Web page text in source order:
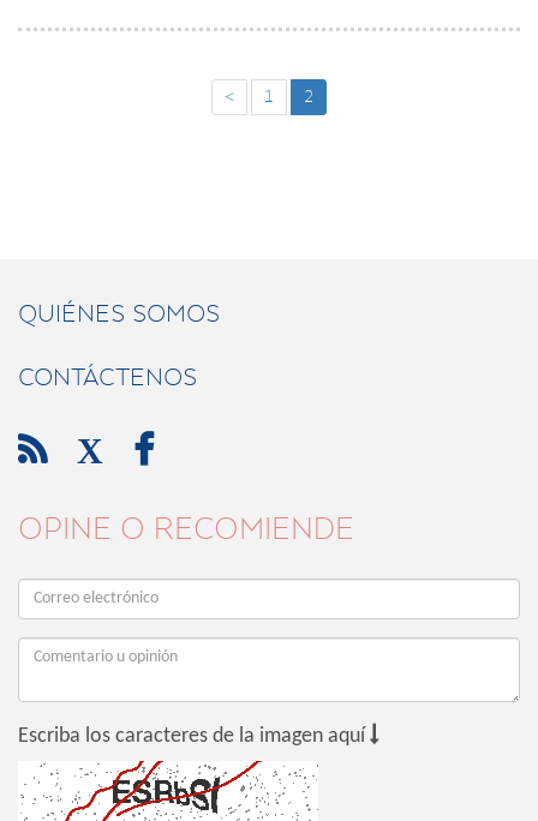
< 1 2
QUIÉNES SOMOS
CONTÁCTENOS
 X 
OPINE O RECOMIENDE
Escriba los caracteres de la imagen aquí 